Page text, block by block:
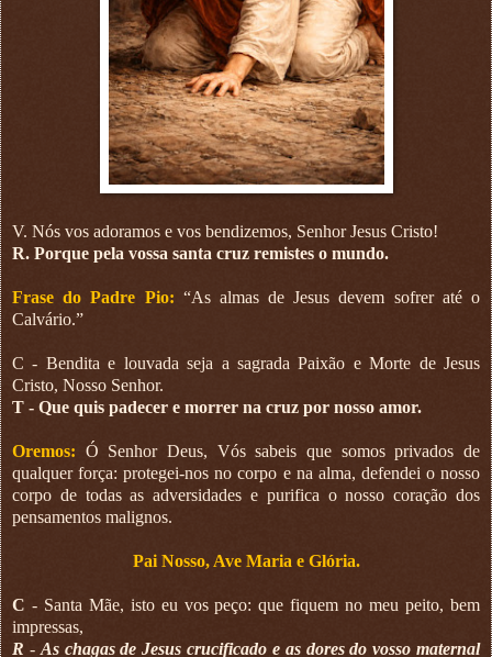
V. Nós vos adoramos e vos bendizemos, Senhor Jesus Cristo!
R. Porque pela vossa santa cruz remistes o mundo.
Frase do Padre Pio: “As almas de Jesus devem sofrer até o
Calvário.”
C - Bendita e louvada seja a sagrada Paixão e Morte de Jesus
Cristo, Nosso Senhor.
T - Que quis padecer e morrer na cruz por nosso amor.
Oremos: Ó Senhor Deus, Vós sabeis que somos privados de
qualquer força: protegei-nos no corpo e na alma, defendei o nosso
corpo de todas as adversidades e purifica o nosso coração dos
pensamentos malignos.
Pai Nosso, Ave Maria e Glória.
C - Santa Mãe, isto eu vos peço: que fiquem no meu peito, bem
impressas,
R - As chagas de Jesus crucificado e as dores do vosso maternal